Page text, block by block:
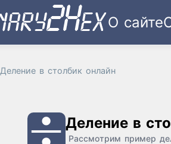
О сайте
Деление в столбик онлайн
Деление в
Рассмотрим пример